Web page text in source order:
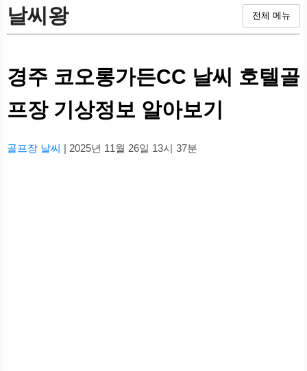
날씨왕 전체 메뉴
경주 코오롱가든CC 날씨 호텔골
프장 기상정보 알아보기
골프장 날씨 | 2025년 11월 26일 13시 37분